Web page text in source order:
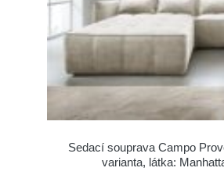
Sedací souprava Campo
varianta, látka: